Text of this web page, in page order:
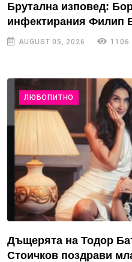
Брутална изповед:
инфектирания Филип
AUGUST 05, 2026 1106
ЛЮБОПИТНО
Дъщерята на Тодор
Стоичков поздрави